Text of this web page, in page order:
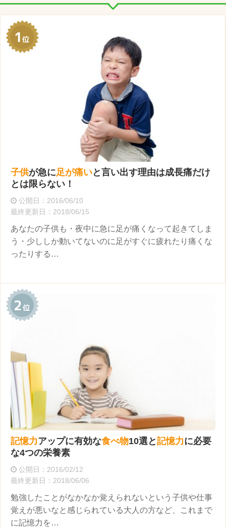
子供が急に足が痛いと言い出す理由は成長痛だけ
とは限らない！
公開日：2016/06/10
最終更新日：2018/06/15
あなたの子供も・夜中に急に足が痛くなって起きてしま
う・少ししか動いてないのに足がすぐに疲れたり痛くな
ったりする…
記憶力アップに有効な食べ物10選と記憶力に必要
な4つの栄養素
公開日：2016/02/12
最終更新日：2018/06/06
勉強したことがなかなか覚えられないという子供や仕事
覚えが悪いなと感じられている大人の方など、これまで
に記憶力を…